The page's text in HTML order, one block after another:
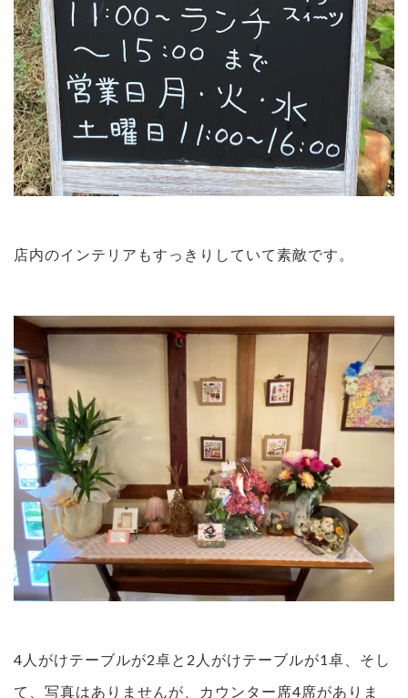
店内のインテリアもすっきりしていて素敵です。
4人がけテーブルが2卓と2人がけテーブルが1卓、そし
て、写真はありませんが、カウンター席4席がありま